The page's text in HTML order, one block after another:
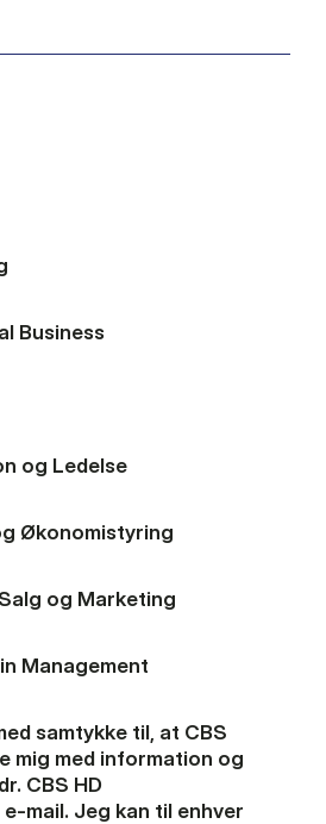
Business
og Ledelse
Økonomistyring
og Marketing
Management
samtykke til, at CBS
mig med information og
CBS HD
mail. Jeg kan til enhver